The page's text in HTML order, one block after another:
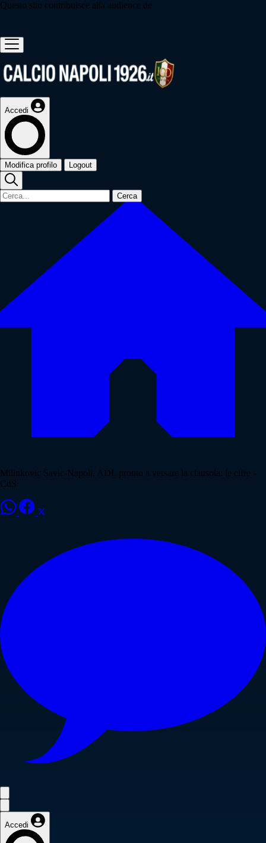
Questo sito contribuisce alla audience de
Accedi
Modifica profilo Logout
Cerca
Milinkovic Savic-Napoli, ADL pronto a versare la clausola: le cifre -
CdS
Accedi